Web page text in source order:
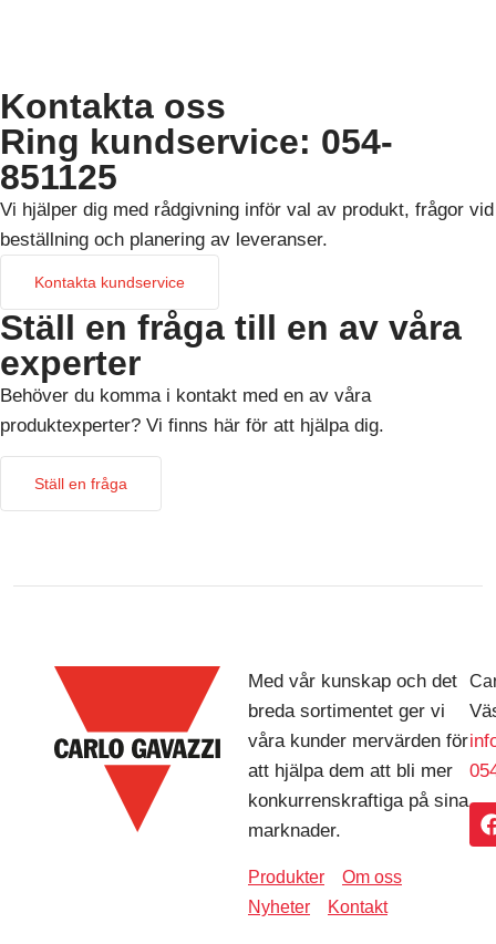
Kontakta oss
Ring kundservice: 054-
851125
Vi hjälper dig med rådgivning inför val av produkt, frågor vid
beställning och planering av leveranser.
Kontakta kundservice
Ställ en fråga till en av våra
experter
Behöver du komma i kontakt med en av våra
produktexperter? Vi finns här för att hjälpa dig.
Ställ en fråga
Med vår kunskap och det
breda sortimentet ger vi
våra kunder mervärden för
att hjälpa dem att bli mer
konkurrenskraftiga på sina
marknader.
Produkter
Om oss
Nyheter
Kontakt